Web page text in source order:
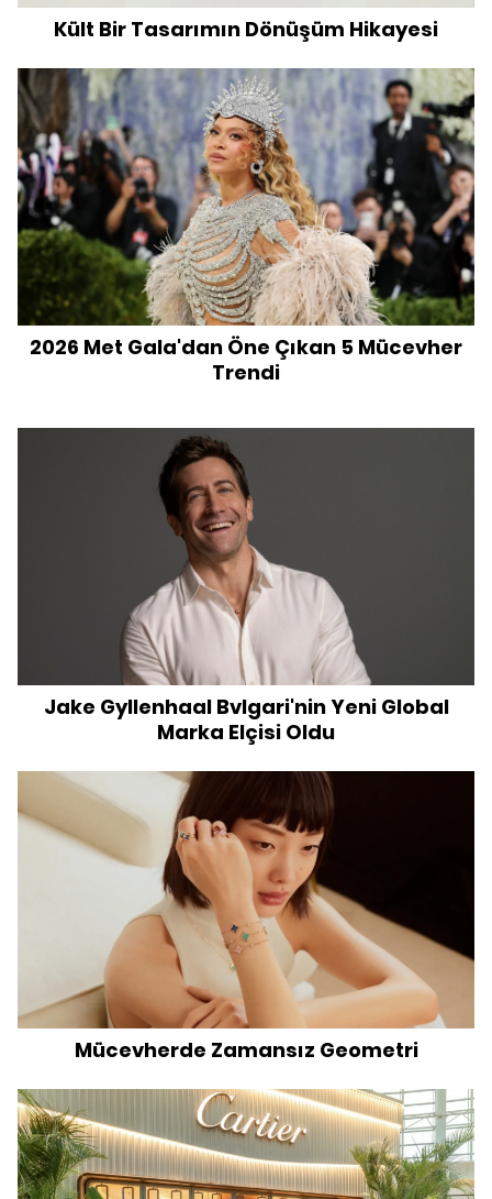
Kült Bir Tasarımın Dönüşüm Hikayesi
2026 Met Gala'dan Öne Çıkan 5 Mücevher
Trendi
Jake Gyllenhaal Bvlgari'nin Yeni Global
Marka Elçisi Oldu
Mücevherde Zamansız Geometri